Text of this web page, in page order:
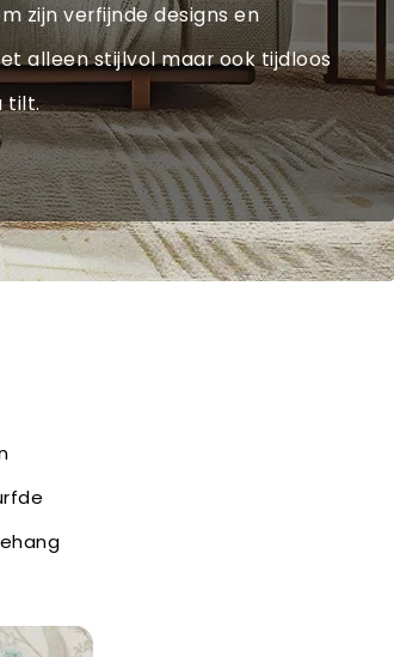
zijn verfijnde designs en
alleen stijlvol maar ook tijdloos
tilt.